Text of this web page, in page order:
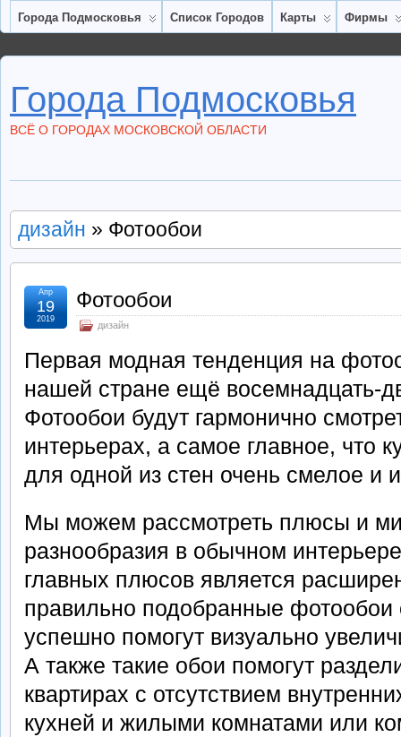
Города Подмосковья Список Городов Карты Фирмы
Города Подмосковья
ВСЁ О ГОРОДАХ МОСКОВСКОЙ ОБЛАСТИ
дизайн » Фотообои
Фотообои
дизайн
Апр
19
2019
Первая модная тенденция на
нашей стране ещё восемнадцать-
Фотообои будут гармонично
интерьерах, а самое главное, что
для одной из стен очень смелое и
Мы можем рассмотреть плюсы и
разнообразия в обычном
главных плюсов является
правильно подобранные фотообои
успешно помогут визуально
А также такие обои помогут
квартирах с отсутствием
кухней и жилыми комнатами или